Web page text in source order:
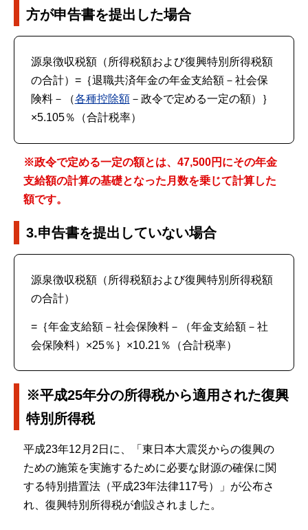
方が申告書を提出した場合
源泉徴収税額（所得税額および復興特別所得税額
の合計）=｛退職共済年金の年金支給額－社会保
険料－（各種控除額－政令で定める一定の額）｝
×5.105％（合計税率）
※政令で定める一定の額とは、47,500円にその年金
支給額の計算の基礎となった月数を乗じて計算した
額です。
3.申告書を提出していない場合
源泉徴収税額（所得税額および復興特別所得税額
の合計）
=｛年金支給額－社会保険料－（年金支給額－社
会保険料）×25％｝×10.21％（合計税率）
※平成25年分の所得税から適用された復興
特別所得税
平成23年12月2日に、「東日本大震災からの復興の
ための施策を実施するために必要な財源の確保に関
する特別措置法（平成23年法律117号）」が公布さ
れ、復興特別所得税が創設されました。